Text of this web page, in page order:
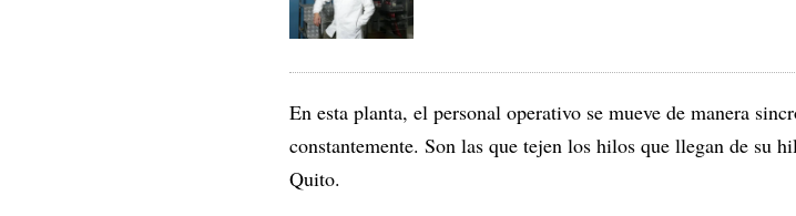
En esta planta, el personal operativo se mueve de manera
constantemente. Son las que tejen los hilos que llegan de su
Quito.